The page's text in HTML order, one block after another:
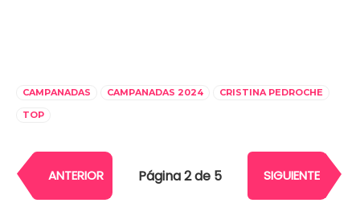
CAMPANADAS CAMPANADAS 2024
CRISTINA PEDROCHE
TOP
ANTERIOR Página 2 de 5 SIGUIENTE